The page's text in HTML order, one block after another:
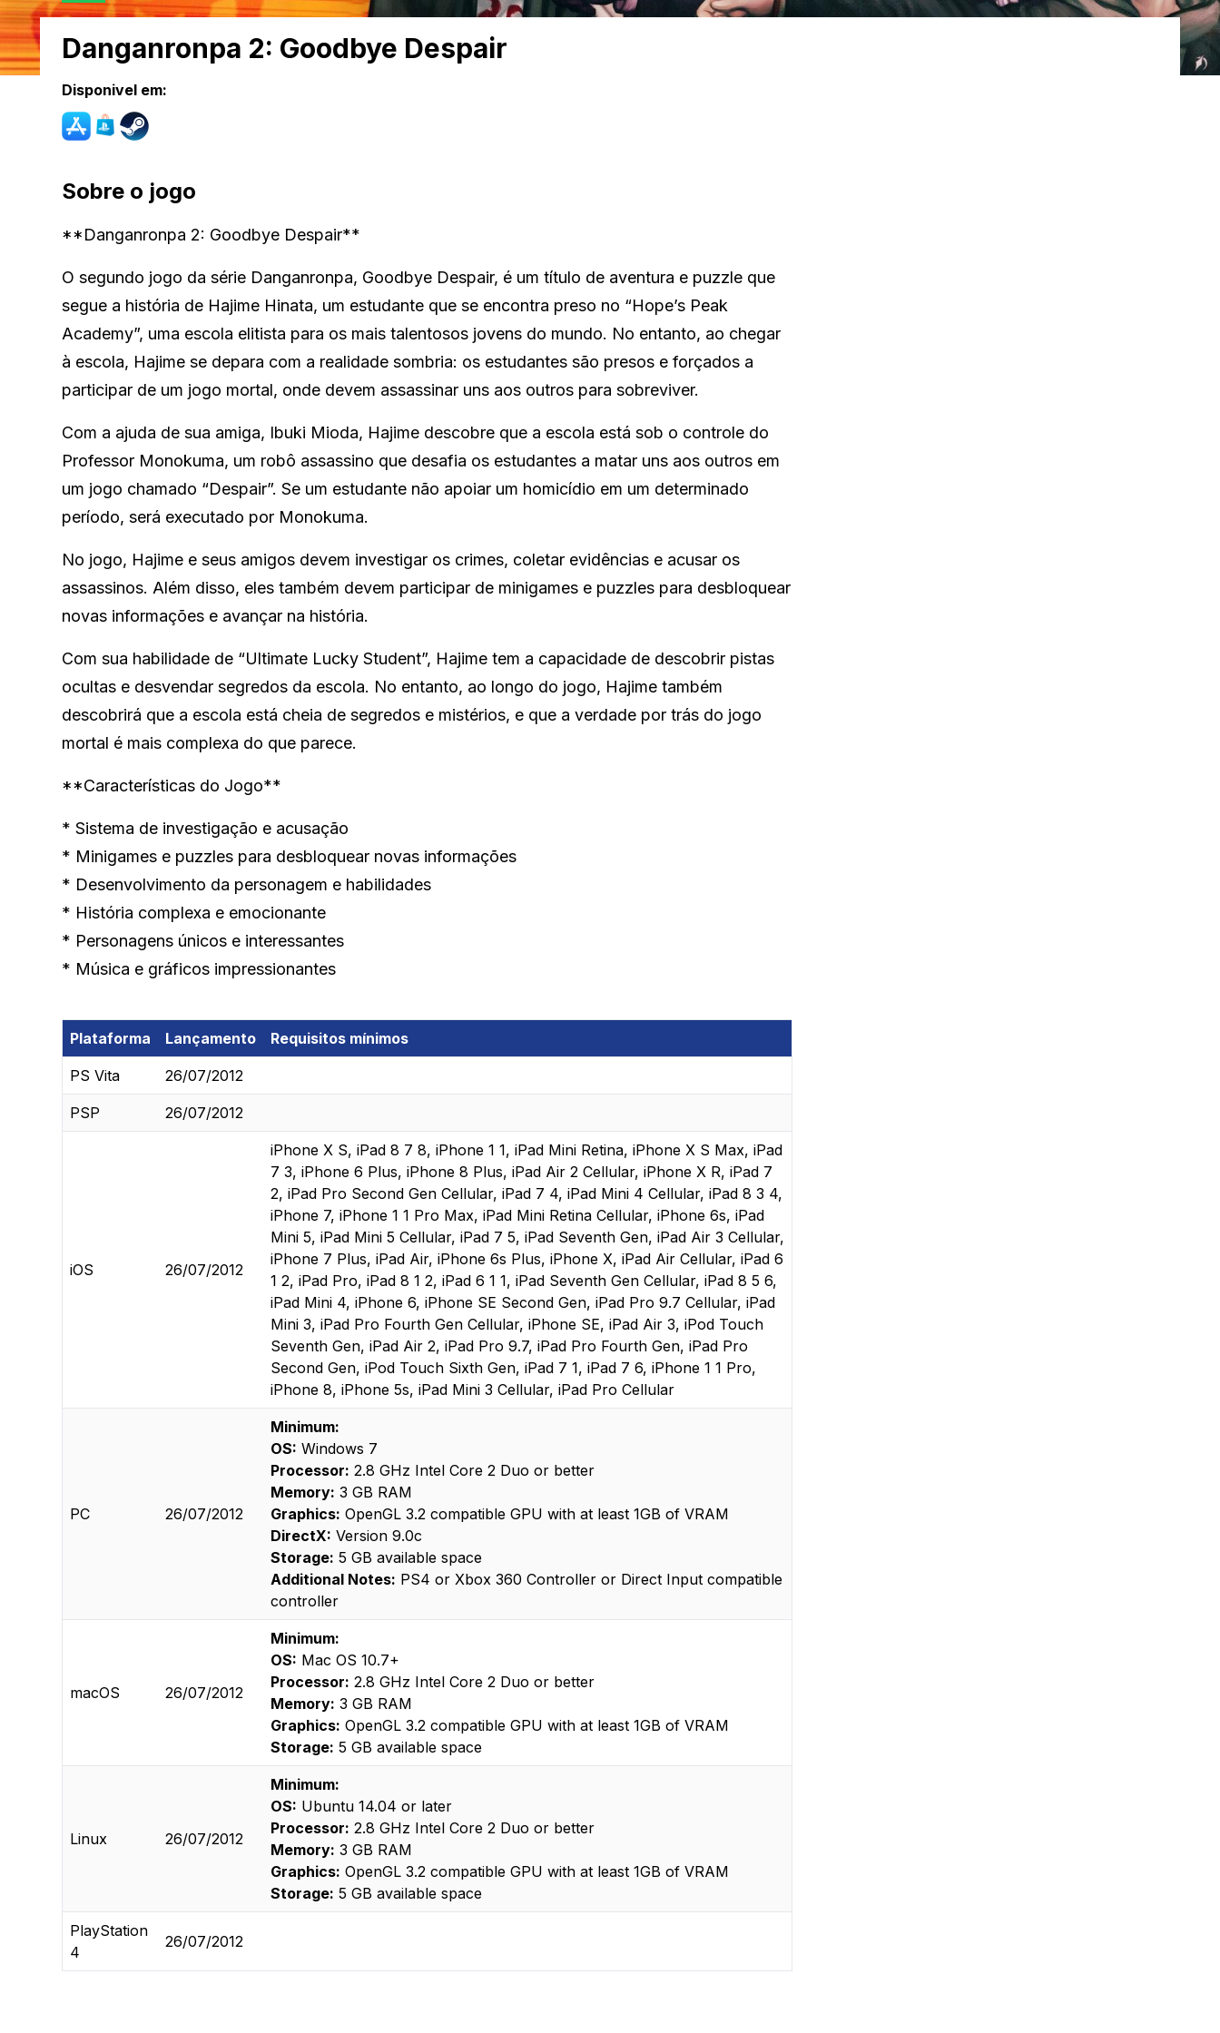
Danganronpa 2: Goodbye Despair
Disponivel em:
Sobre o jogo
**Danganronpa 2: Goodbye Despair**
O segundo jogo da série Danganronpa, Goodbye Despair, é um título de aventura e puzzle que
segue a história de Hajime Hinata, um estudante que se encontra preso no “Hope’s Peak
Academy”, uma escola elitista para os mais talentosos jovens do mundo. No entanto, ao chegar
à escola, Hajime se depara com a realidade sombria: os estudantes são presos e forçados a
participar de um jogo mortal, onde devem assassinar uns aos outros para sobreviver.
Com a ajuda de sua amiga, Ibuki Mioda, Hajime descobre que a escola está sob o controle do
Professor Monokuma, um robô assassino que desafia os estudantes a matar uns aos outros em
um jogo chamado “Despair”. Se um estudante não apoiar um homicídio em um determinado
período, será executado por Monokuma.
No jogo, Hajime e seus amigos devem investigar os crimes, coletar evidências e acusar os
assassinos. Além disso, eles também devem participar de minigames e puzzles para desbloquear
novas informações e avançar na história.
Com sua habilidade de “Ultimate Lucky Student”, Hajime tem a capacidade de descobrir pistas
ocultas e desvendar segredos da escola. No entanto, ao longo do jogo, Hajime também
descobrirá que a escola está cheia de segredos e mistérios, e que a verdade por trás do jogo
mortal é mais complexa do que parece.
**Características do Jogo**
* Sistema de investigação e acusação
* Minigames e puzzles para desbloquear novas informações
* Desenvolvimento da personagem e habilidades
* História complexa e emocionante
* Personagens únicos e interessantes
* Música e gráficos impressionantes
Plataforma Lançamento Requisitos mínimos
PS Vita 26/07/2012
PSP 26/07/2012
iOS 26/07/2012
iPhone X S, iPad 8 7 8, iPhone 1 1, iPad Mini Retina, iPhone X S Max, iPad
7 3, iPhone 6 Plus, iPhone 8 Plus, iPad Air 2 Cellular, iPhone X R, iPad 7
2, iPad Pro Second Gen Cellular, iPad 7 4, iPad Mini 4 Cellular, iPad 8 3 4,
iPhone 7, iPhone 1 1 Pro Max, iPad Mini Retina Cellular, iPhone 6s, iPad
Mini 5, iPad Mini 5 Cellular, iPad 7 5, iPad Seventh Gen, iPad Air 3 Cellular,
iPhone 7 Plus, iPad Air, iPhone 6s Plus, iPhone X, iPad Air Cellular, iPad 6
1 2, iPad Pro, iPad 8 1 2, iPad 6 1 1, iPad Seventh Gen Cellular, iPad 8 5 6,
iPad Mini 4, iPhone 6, iPhone SE Second Gen, iPad Pro 9.7 Cellular, iPad
Mini 3, iPad Pro Fourth Gen Cellular, iPhone SE, iPad Air 3, iPod Touch
Seventh Gen, iPad Air 2, iPad Pro 9.7, iPad Pro Fourth Gen, iPad Pro
Second Gen, iPod Touch Sixth Gen, iPad 7 1, iPad 7 6, iPhone 1 1 Pro,
iPhone 8, iPhone 5s, iPad Mini 3 Cellular, iPad Pro Cellular
PC 26/07/2012
Minimum:
OS: Windows 7
Processor: 2.8 GHz Intel Core 2 Duo or better
Memory: 3 GB RAM
Graphics: OpenGL 3.2 compatible GPU with at least 1GB of VRAM
DirectX: Version 9.0c
Storage: 5 GB available space
Additional Notes: PS4 or Xbox 360 Controller or Direct Input compatible
controller
macOS 26/07/2012
Minimum:
OS: Mac OS 10.7+
Processor: 2.8 GHz Intel Core 2 Duo or better
Memory: 3 GB RAM
Graphics: OpenGL 3.2 compatible GPU with at least 1GB of VRAM
Storage: 5 GB available space
Linux 26/07/2012
Minimum:
OS: Ubuntu 14.04 or later
Processor: 2.8 GHz Intel Core 2 Duo or better
Memory: 3 GB RAM
Graphics: OpenGL 3.2 compatible GPU with at least 1GB of VRAM
Storage: 5 GB available space
PlayStation
4
26/07/2012